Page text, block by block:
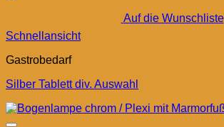
Auf die Wunschliste
Schnellansicht
Gastrobedarf
Silber Tablett div. Auswahl